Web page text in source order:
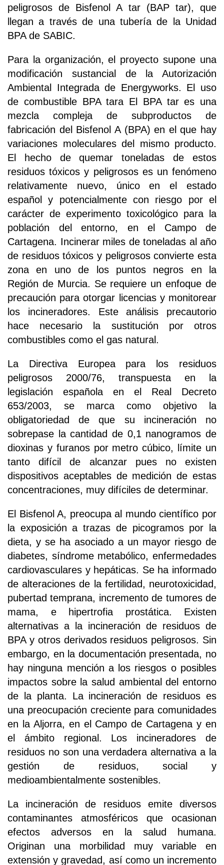
peligrosos de Bisfenol A tar (BAP tar), que
llegan a través de una tubería de la Unidad
BPA de SABIC.
Para la organización, el proyecto supone una
modificación sustancial de la Autorización
Ambiental Integrada de Energyworks. El uso
de combustible BPA tara El BPA tar es una
mezcla compleja de subproductos de
fabricación del Bisfenol A (BPA) en el que hay
variaciones moleculares del mismo producto.
El hecho de quemar toneladas de estos
residuos tóxicos y peligrosos es un fenómeno
relativamente nuevo, único en el estado
español y potencialmente con riesgo por el
carácter de experimento toxicológico para la
población del entorno, en el Campo de
Cartagena. Incinerar miles de toneladas al año
de residuos tóxicos y peligrosos convierte esta
zona en uno de los puntos negros en la
Región de Murcia. Se requiere un enfoque de
precaución para otorgar licencias y monitorear
los incineradores. Este análisis precautorio
hace necesario la sustitución por otros
combustibles como el gas natural.
La Directiva Europea para los residuos
peligrosos 2000/76, transpuesta en la
legislación española en el Real Decreto
653/2003, se marca como objetivo la
obligatoriedad de que su incineración no
sobrepase la cantidad de 0,1 nanogramos de
dioxinas y furanos por metro cúbico, límite un
tanto difícil de alcanzar pues no existen
dispositivos aceptables de medición de estas
concentraciones, muy difíciles de determinar.
El Bisfenol A, preocupa al mundo científico por
la exposición a trazas de picogramos por la
dieta, y se ha asociado a un mayor riesgo de
diabetes, síndrome metabólico, enfermedades
cardiovasculares y hepáticas. Se ha informado
de alteraciones de la fertilidad, neurotoxicidad,
pubertad temprana, incremento de tumores de
mama, e hipertrofia prostática. Existen
alternativas a la incineración de residuos de
BPA y otros derivados residuos peligrosos. Sin
embargo, en la documentación presentada, no
hay ninguna mención a los riesgos o posibles
impactos sobre la salud ambiental del entorno
de la planta. La incineración de residuos es
una preocupación creciente para comunidades
en la Aljorra, en el Campo de Cartagena y en
el ámbito regional. Los incineradores de
residuos no son una verdadera alternativa a la
gestión de residuos, social y
medioambientalmente sostenibles.
La incineración de residuos emite diversos
contaminantes atmosféricos que ocasionan
efectos adversos en la salud humana.
Originan una morbilidad muy variable en
extensión y gravedad, así como un incremento